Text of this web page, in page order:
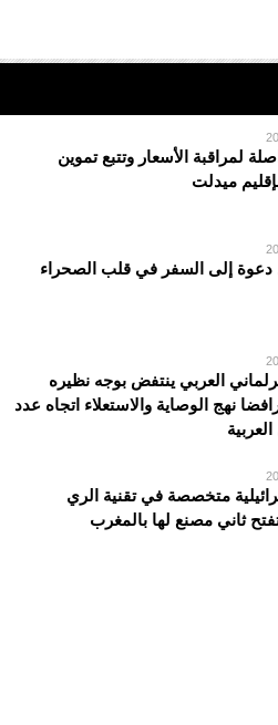
لمراقبة الأسعار وتتبع تموين
ميدلت
دعوة إلى السفر في قلب الصحراء
العربي ينتفض بوجه نظيره
رافضا نهج الوصاية والاستعلاء اتجاه عدد
متخصصة في تقنية الري
ثاني مصنع لها بالمغرب